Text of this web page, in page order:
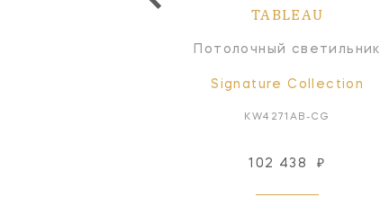
TABLEAU
Потолочный светильник
Signature Collection
KW4271AB-CG
102 438 ₽